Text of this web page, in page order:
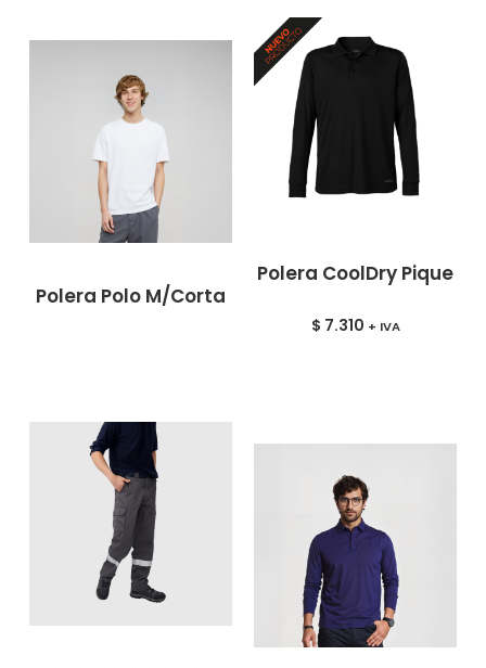
Polera Polo M/Corta
Polera CoolDry Pique
$ 7.310 + IVA